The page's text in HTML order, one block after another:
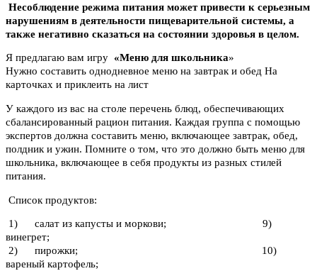
Несоблюдение режима питания может привести к серьезным
нарушениям в деятельности пищеварительной системы, а
также негативно сказаться на состоянии здоровья в целом.
Я предлагаю вам игру «Меню для школьника»
Нужно составить однодневное меню на завтрак и обед На
карточках и приклеить на лист
У каждого из вас на столе перечень блюд, обеспечивающих
сбалансированный рацион питания. Каждая группа с помощью
экспертов должна составить меню, включающее завтрак, обед,
полдник и ужин. Помните о том, что это должно быть меню для
школьника, включающее в себя продукты из разных стилей
питания.
Список продуктов:
1) салат из капусты и моркови; 9)
винегрет;
2) пирожки; 10)
вареный картофель;